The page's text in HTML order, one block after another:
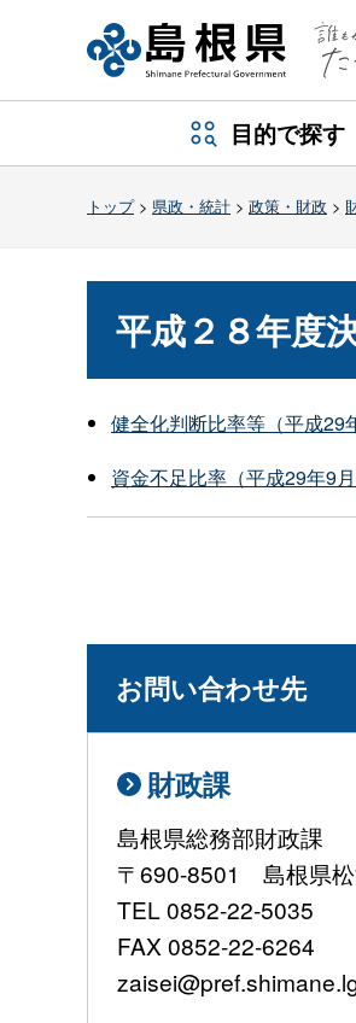
目的で探す
トップ> 県政・統計 > 政策・財政 >
平成２８年度
健全化判断比率等（平成29
資金不足比率（平成29年9
お問い合わせ先
財政課
島根県総務部財政課
〒690-8501 島根県
TEL 0852-22-5035
FAX 0852-22-6264